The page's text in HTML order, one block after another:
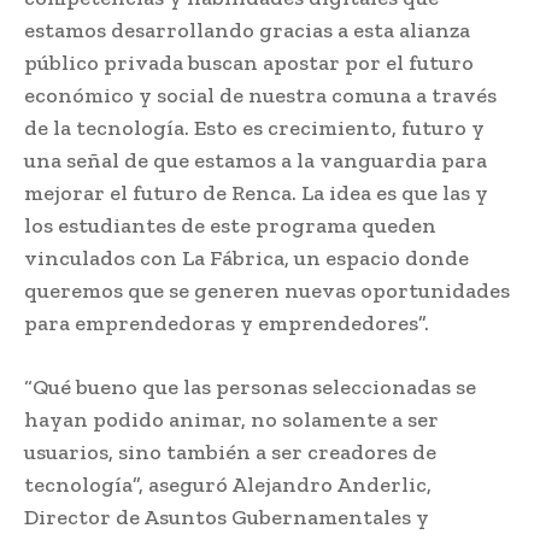
estamos desarrollando gracias a esta alianza
público privada buscan apostar por el futuro
económico y social de nuestra comuna a través
de la tecnología. Esto es crecimiento, futuro y
una señal de que estamos a la vanguardia para
mejorar el futuro de Renca. La idea es que las y
los estudiantes de este programa queden
vinculados con La Fábrica, un espacio donde
queremos que se generen nuevas oportunidades
para emprendedoras y emprendedores”.
“Qué bueno que las personas seleccionadas se
hayan podido animar, no solamente a ser
usuarios, sino también a ser creadores de
tecnología”, aseguró Alejandro Anderlic,
Director de Asuntos Gubernamentales y